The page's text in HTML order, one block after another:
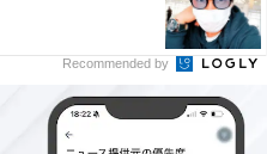
Recommended by